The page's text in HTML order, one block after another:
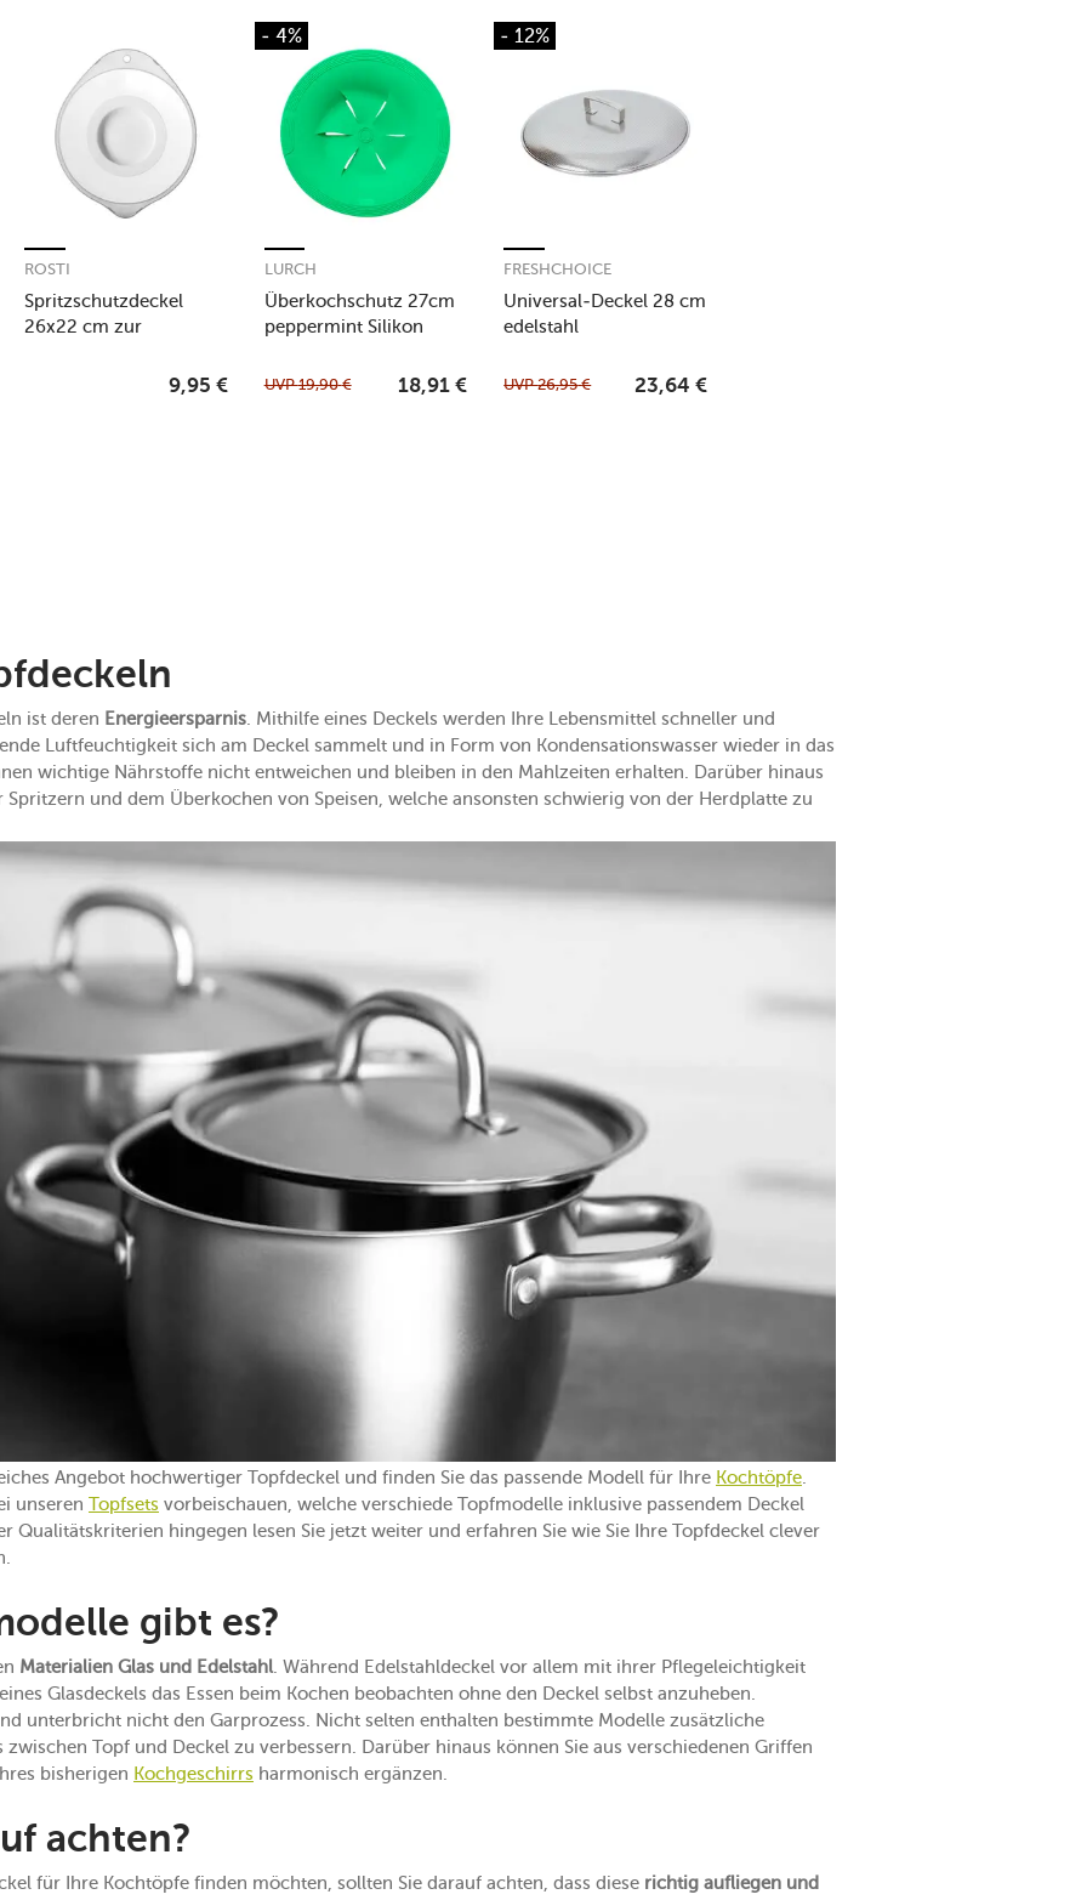
Spritzschutzdeckel
26x22 cm zur
Margrethe transparent
ROSTI
9,95 €
- 4%
Überkochschutz 27cm
peppermint Silikon
LURCH
UVP19,90 € 18,91 €
- 12%
Universal-Deckel 28 cm
edelstahl
FRESHCHOICE
UVP26,95 € 23,64 €
ist deren Energieersparnis. Mithilfe eines Deckels werden Ihre Lebensmittel schneller und
Luftfeuchtigkeit sich am Deckel sammelt und in Form von Kondensationswasser wieder in das
wichtige Nährstoffe nicht entweichen und bleiben in den Mahlzeiten erhalten. Darüber hinaus
und dem Überkochen von Speisen, welche ansonsten schwierig von der Herdplatte zu
Angebot hochwertiger Topfdeckel und finden Sie das passende Modell für Ihre Kochtöpfe.
unseren Topfsets vorbeischauen, welche verschiede Topfmodelle inklusive passendem Deckel
Qualitätskriterien hingegen lesen Sie jetzt weiter und erfahren Sie wie Sie Ihre Topfdeckel clever
gibt es?
Materialien Glas und Edelstahl. Während Edelstahldeckel vor allem mit ihrer Pflegeleichtigkeit
Glasdeckels das Essen beim Kochen beobachten ohne den Deckel selbst anzuheben.
unterbricht nicht den Garprozess. Nicht selten enthalten bestimmte Modelle zusätzliche
Topf und Deckel zu verbessern. Darüber hinaus können Sie aus verschiedenen Griffen
bisherigen Kochgeschirrs harmonisch ergänzen.
achten?
für Ihre Kochtöpfe finden möchten, sollten Sie darauf achten, dass diese richtig aufliegen und